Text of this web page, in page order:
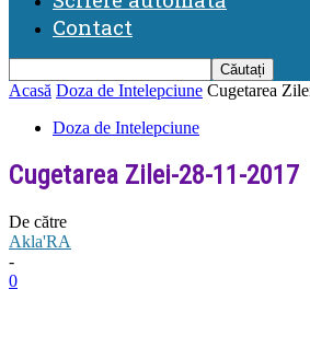
Contact
Acasă Doza de Intelepciune Cugetarea
Doza de Intelepciune
Cugetarea Zilei-28-11-2017
De către
Akla'RA
-
0